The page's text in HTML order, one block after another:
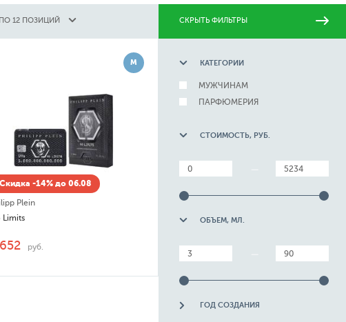
ПО 12 ПОЗИЦИЙ СКРЫТЬ ФИЛЬТРЫ
М
Скидка -14% до 06.08
Plein
Limits
руб.
КАТЕГОРИИ
МУЖЧИНАМ
ПАРФЮМЕРИЯ
СТОИМОСТЬ, РУБ.
ОБЪЕМ, МЛ.
ГОД СОЗДАНИЯ